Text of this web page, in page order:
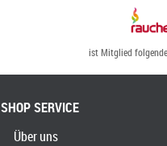
ist Mitglied
SHOP SERVICE
Über uns